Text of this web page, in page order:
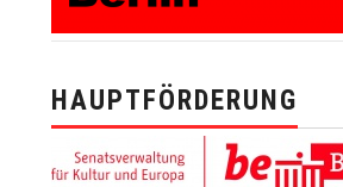
HAUPTFÖRDERUNG